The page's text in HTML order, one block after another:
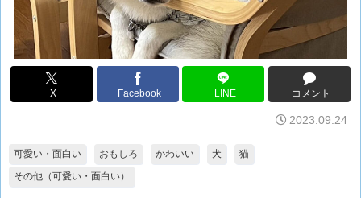
X Facebook LINE コメント
2023.09.24
可愛い・面白い おもしろ かわいい 犬
猫
その他（可愛い・面白い）